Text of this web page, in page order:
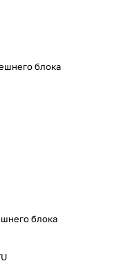
блока
блока